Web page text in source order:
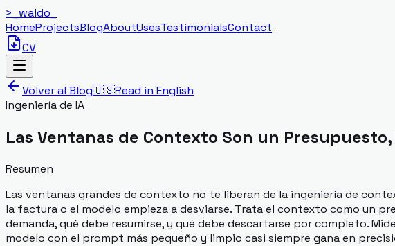
>_ waldo
HomeProjectsBlogAboutUsesTestimonialsContact
CV
Volver al Blog🇺🇸Read in English
Ingeniería de IA
Las Ventanas de Contexto Son un
Resumen
Las ventanas grandes de contexto no te liberan de la ingeniería de
la factura o el modelo empieza a desviarse. Trata el contexto como un
demanda, qué debe resumirse, y qué debe descartarse por completo.
modelo con el prompt más pequeño y limpio casi siempre gana en